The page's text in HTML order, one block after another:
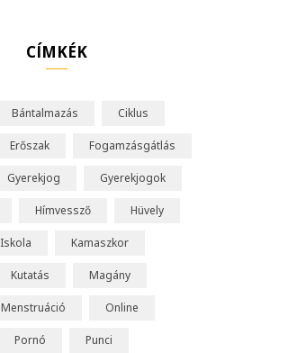
T
CÍMKÉK
Bántalmazás Ciklus
Erőszak Fogamzásgátlás
Gyerekjog Gyerekjogok
Hímvessző Hüvely
Iskola Kamaszkor
Kutatás Magány
Menstruáció Online
Pornó Punci